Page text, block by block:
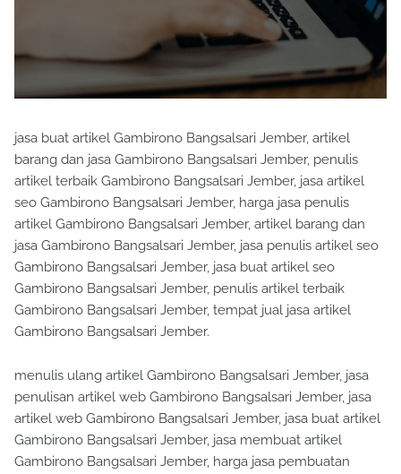
jasa buat artikel Gambirono Bangsalsari Jember, artikel
barang dan jasa Gambirono Bangsalsari Jember, penulis
artikel terbaik Gambirono Bangsalsari Jember, jasa artikel
seo Gambirono Bangsalsari Jember, harga jasa penulis
artikel Gambirono Bangsalsari Jember, artikel barang dan
jasa Gambirono Bangsalsari Jember, jasa penulis artikel seo
Gambirono Bangsalsari Jember, jasa buat artikel seo
Gambirono Bangsalsari Jember, penulis artikel terbaik
Gambirono Bangsalsari Jember, tempat jual jasa artikel
Gambirono Bangsalsari Jember.
menulis ulang artikel Gambirono Bangsalsari Jember, jasa
penulisan artikel web Gambirono Bangsalsari Jember, jasa
artikel web Gambirono Bangsalsari Jember, jasa buat artikel
Gambirono Bangsalsari Jember, jasa membuat artikel
Gambirono Bangsalsari Jember, harga jasa pembuatan